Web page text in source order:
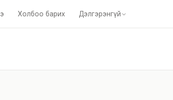
Холбоо барих Дэлгэрэнгүй
багуудадХөгжүүлэгчдэдАгент платформ